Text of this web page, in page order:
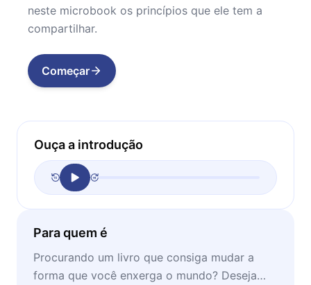
neste microbook os princípios que ele tem a
compartilhar.
Começar
Ouça a introdução
Para quem é
Procurando um livro que consiga mudar a
forma que você enxerga o mundo? Deseja